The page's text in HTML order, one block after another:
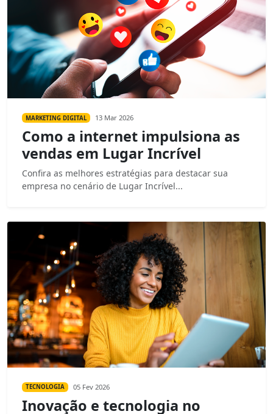
MARKETING DIGITAL 13 Mar 2026
Como a internet impulsiona as
vendas em Lugar Incrível
Confira as melhores estratégias para destacar sua
empresa no cenário de Lugar Incrível...
TECNOLOGIA 05 Fev 2026
Inovação e tecnologia no